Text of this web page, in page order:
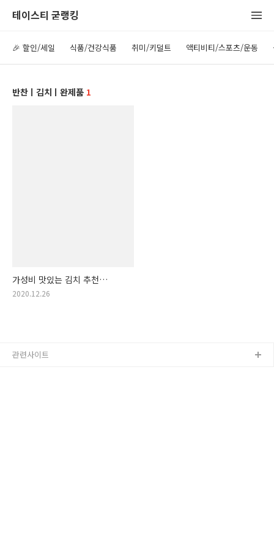
테이스티 굳랭킹
🎉 할인/세일 식품/건강식품 취미/키덜트 액티비티/스포츠/운동
반찬ㅣ김치ㅣ완제품 1
가성비 맛있는 김치 추천
드려요! 가격순 자취생 김치
2020.12.26
관련사이트